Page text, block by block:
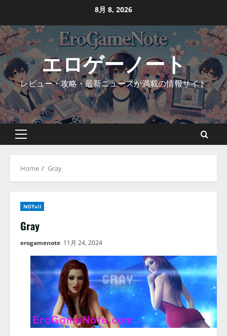
content
8月 8, 2026
エロゲーノート
レビュー・攻略・最新ニュースが満載の情報サイト
Primary
Home Gray
NOTvil
Gray
erogamenote 11月 24, 2024